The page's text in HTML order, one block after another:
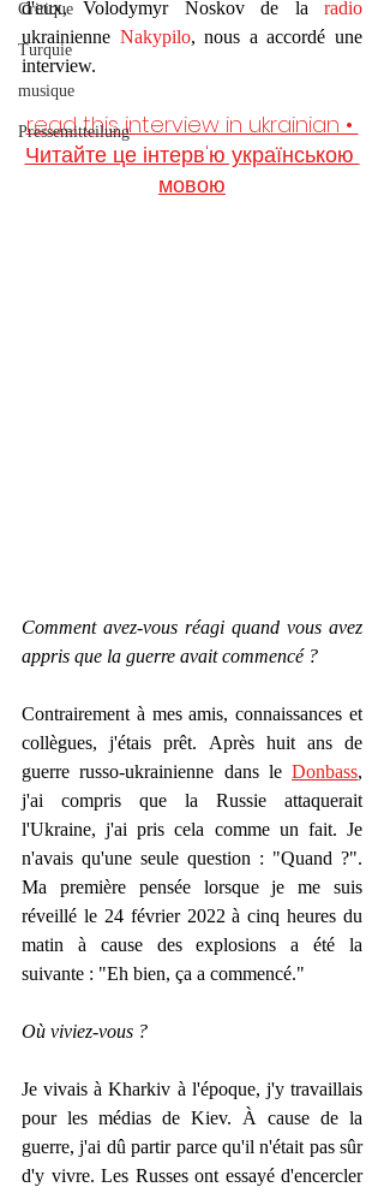
Critique
Turquie
musique
Pressemitteilung
d'eux, Volodymyr Noskov de la radio
ukrainienne Nakypilo, nous a accordé une
interview.
read this interview in ukrainian •
Читайте це інтерв'ю українською
мовою
Comment avez-vous réagi quand vous avez
appris que la guerre avait commencé ?
Contrairement à mes amis, connaissances et
collègues, j'étais prêt. Après huit ans de
guerre russo-ukrainienne dans le Donbass,
j'ai compris que la Russie attaquerait
l'Ukraine, j'ai pris cela comme un fait. Je
n'avais qu'une seule question : "Quand ?".
Ma première pensée lorsque je me suis
réveillé le 24 février 2022 à cinq heures du
matin à cause des explosions a été la
suivante : "Eh bien, ça a commencé."
Où viviez-vous ?
Je vivais à Kharkiv à l'époque, j'y travaillais
pour les médias de Kiev. À cause de la
guerre, j'ai dû partir parce qu'il n'était pas sûr
d'y vivre. Les Russes ont essayé d'encercler